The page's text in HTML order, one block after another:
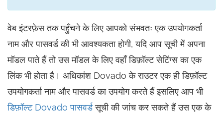
वेब इंटरफ़ेस तक पहुँचने के लिए आपको संभवतः एक उपयोगकर्ता
नाम और पासवर्ड की भी आवश्यकता होगी, यदि आप सूची में अपना
मॉडल पाते हैं तो उस मॉडल के लिए वहाँ डिफ़ॉल्ट सेटिंग्स का एक
लिंक भी होता है। अधिकांश Dovado के राउटर एक ही डिफ़ॉल्ट
उपयोगकर्ता नाम और पासवर्ड का उपयोग करते हैं इसलिए आप भी
डिफ़ॉल्ट Dovado पासवर्डसूची की जांच कर सकते हैं उस एक के